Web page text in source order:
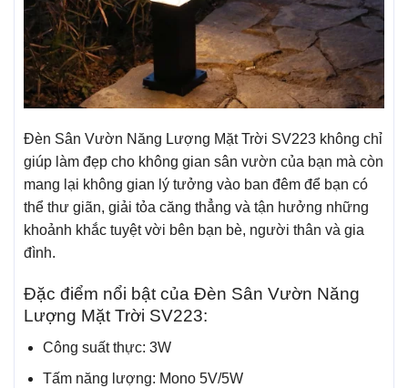
Đèn Sân Vườn Năng Lượng Mặt Trời SV223 không chỉ
giúp làm đẹp cho không gian sân vườn của bạn mà còn
mang lại không gian lý tưởng vào ban đêm để bạn có
thể thư giãn, giải tỏa căng thẳng và tận hưởng những
khoảnh khắc tuyệt vời bên bạn bè, người thân và gia
đình.
Đặc điểm nổi bật của Đèn Sân Vườn Năng
Lượng Mặt Trời SV223:
Công suất thực: 3W
Tấm năng lượng: Mono 5V/5W